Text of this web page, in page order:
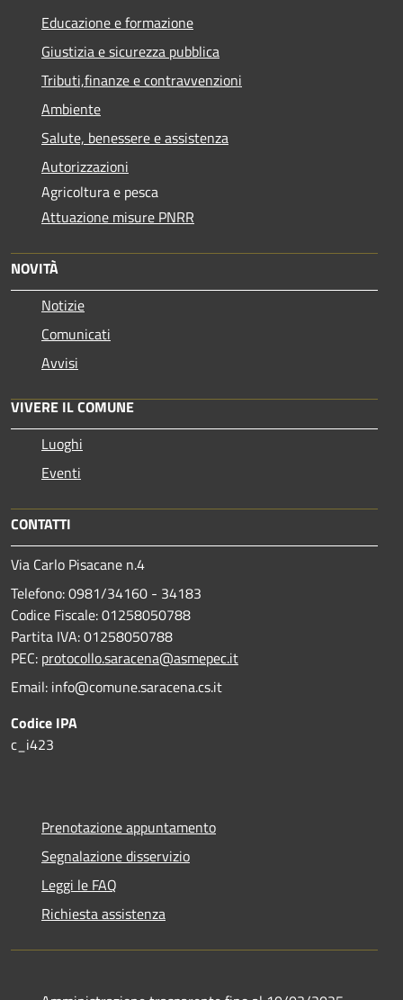
Educazione e formazione
Giustizia e sicurezza pubblica
Tributi,finanze e contravvenzioni
Ambiente
Salute, benessere e assistenza
Autorizzazioni
Agricoltura e pesca
Attuazione misure PNRR
NOVITÀ
Notizie
Comunicati
Avvisi
VIVERE IL COMUNE
Luoghi
Eventi
CONTATTI
Via Carlo Pisacane n.4
Telefono: 0981/34160 - 34183
Codice Fiscale: 01258050788
Partita IVA: 01258050788
PEC: protocollo.saracena@asmepec.it
Email: info@comune.saracena.cs.it
Codice IPA
c_i423
Prenotazione appuntamento
Segnalazione disservizio
Leggi le FAQ
Richiesta assistenza